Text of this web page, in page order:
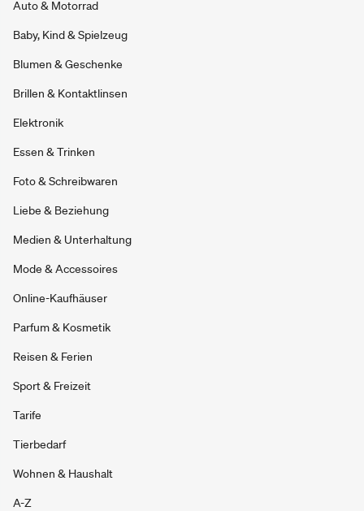
Auto & Motorrad
Baby, Kind & Spielzeug
Blumen & Geschenke
Brillen & Kontaktlinsen
Elektronik
Essen & Trinken
Foto & Schreibwaren
Liebe & Beziehung
Medien & Unterhaltung
Mode & Accessoires
Online-Kaufhäuser
Parfum & Kosmetik
Reisen & Ferien
Sport & Freizeit
Tarife
Tierbedarf
Wohnen & Haushalt
A-Z